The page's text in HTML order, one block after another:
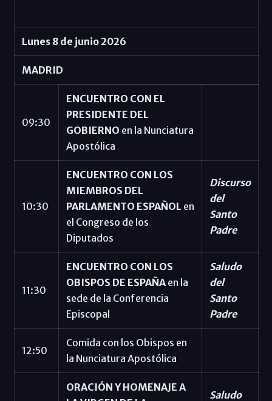
Lunes 8 de junio 2026
MADRID
09:30
ENCUENTRO CON EL
PRESIDENTE DEL
GOBIERNO en la Nunciatura
Apostólica
10:30
ENCUENTRO CON LOS
MIEMBROS DEL
PARLAMENTO ESPAÑOL en
el Congreso de los
Diputados
Discurso
del
Santo
Padre
11:30
ENCUENTRO CON LOS
OBISPOS DE ESPAÑAen la
sede de la Conferencia
Episcopal
Saludo
del
Santo
Padre
12:50
Comida con los Obispos en
la Nunciatura Apostólica
ORACIÓN Y HOMENAJE A
Saludo